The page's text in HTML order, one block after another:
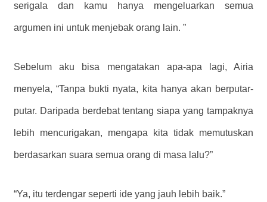
serigala dan kamu hanya mengeluarkan semua
argumen ini untuk menjebak orang lain. ”
Sebelum aku bisa mengatakan apa-apa lagi, Airia
menyela, “Tanpa bukti nyata, kita hanya akan berputar-
putar. Daripada berdebat tentang siapa yang tampaknya
lebih mencurigakan, mengapa kita tidak memutuskan
berdasarkan suara semua orang di masa lalu?”
“Ya, itu terdengar seperti ide yang jauh lebih baik.”